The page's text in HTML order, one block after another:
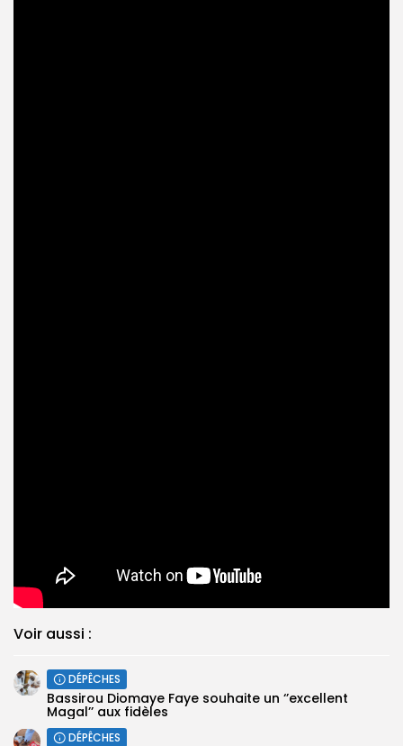
Voir aussi :
DÉPÊCHES
Bassirou Diomaye Faye souhaite un ‘’excellent
Magal’’ aux fidèles
DÉPÊCHES